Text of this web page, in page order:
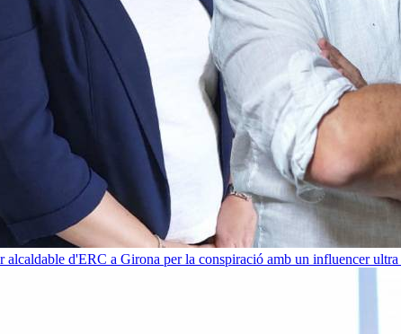
alcaldable d'ERC a Girona per la conspiració amb un influencer ultra